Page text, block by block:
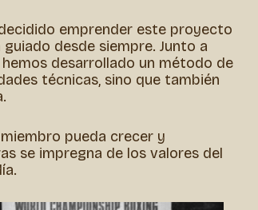
emprender este proyecto
desde siempre. Junto a
desarrollado un método de
técnicas, sino que también
pueda crecer y
se impregna de los valores del